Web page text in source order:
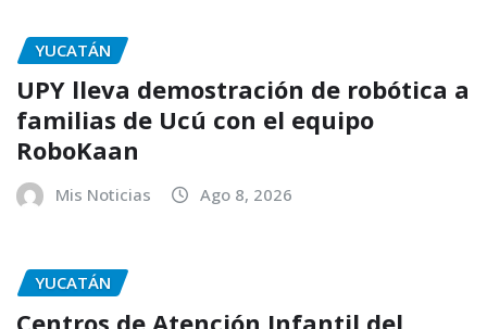
YUCATÁN
UPY lleva demostración de robótica a
familias de Ucú con el equipo
RoboKaan
Mis Noticias Ago 8, 2026
YUCATÁN